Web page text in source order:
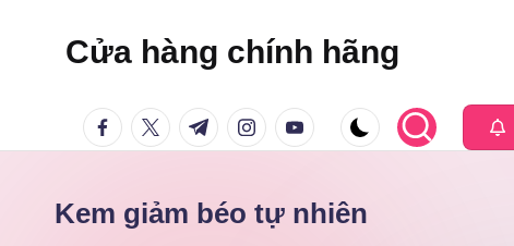
Cửa hàng chính hãng
facebook.com
twitter.com
t.me instagram.com
youtube.com
Kem giảm béo tự nhiên